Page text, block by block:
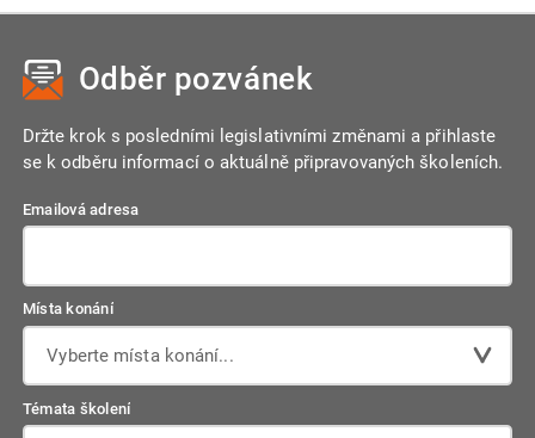
Odběr pozvánek
Držte krok s posledními legislativními změnami a přihlaste
se k odběru informací o aktuálně připravovaných školeních.
Emailová adresa
Místa konání
Vyberte místa konání...
Témata školení